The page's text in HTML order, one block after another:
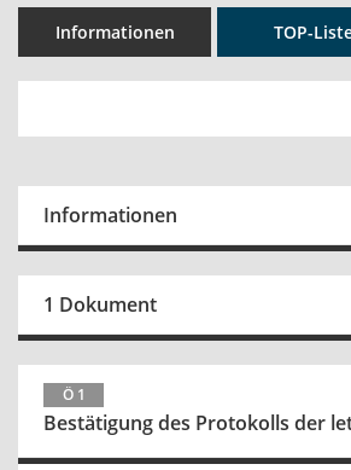
Informationen TOP-
Informationen
1 Dokument
Ö 1
Bestätigung des Protokolls der